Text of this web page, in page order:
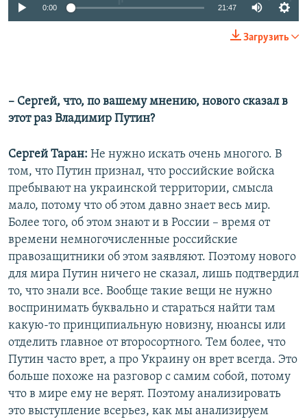
0:00 21:47
Загрузить
– Сергей, что, по вашему мнению, нового сказал в
этот раз Владимир Путин?
Сергей Таран: Не нужно искать очень многого. В
том, что Путин признал, что российские войска
пребывают на украинской территории, смысла
мало, потому что об этом давно знает весь мир.
Более того, об этом знают и в России – время от
времени немногочисленные российские
правозащитники об этом заявляют. Поэтому нового
для мира Путин ничего не сказал, лишь подтвердил
то, что знали все. Вообще такие вещи не нужно
воспринимать буквально и стараться найти там
какую-то принципиальную новизну, нюансы или
отделить главное от второсортного. Тем более, что
Путин часто врет, а про Украину он врет всегда. Это
больше похоже на разговор с самим собой, потому
что в мире ему не верят. Поэтому анализировать
это выступление всерьез, как мы анализируем